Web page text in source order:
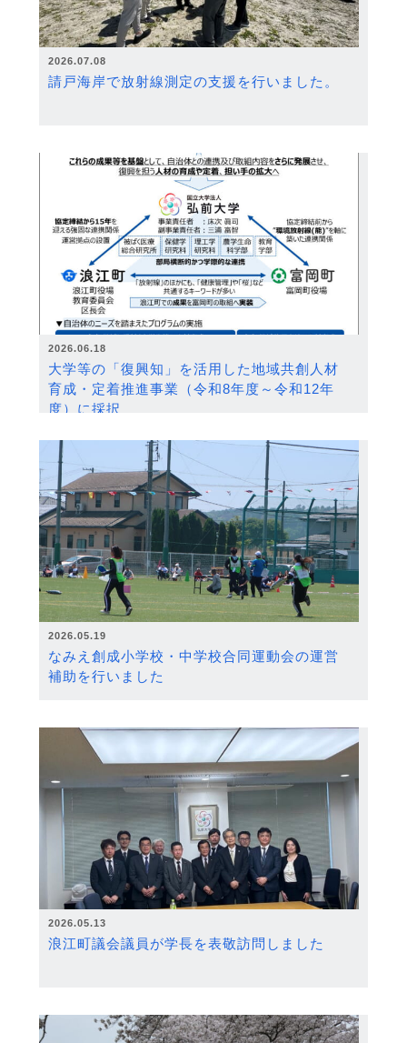
2026.07.08
請戸海岸で放射線測定の支援を行いました。
2026.06.18
大学等の「復興知」を活用した地域共創人材
育成・定着推進事業（令和8年度～令和12年
度）に採択
2026.05.19
なみえ創成小学校・中学校合同運動会の運営
補助を行いました
2026.05.13
浪江町議会議員が学長を表敬訪問しました